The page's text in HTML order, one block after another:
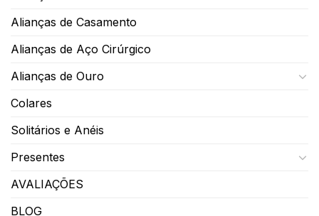
Alianças de Casamento
Alianças de Aço Cirúrgico
Alianças de Ouro
Colares
Solitários e Anéis
Presentes
AVALIAÇÕES
BLOG